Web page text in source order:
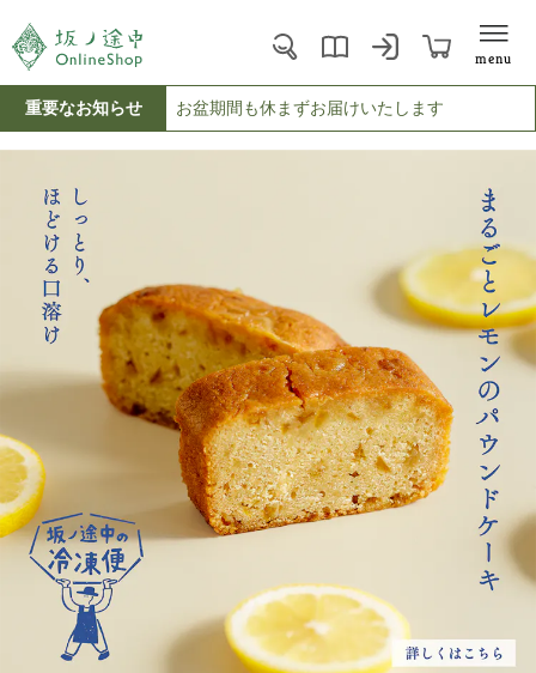
menu
重要なお知らせ お盆期間も休まずお届けいたします